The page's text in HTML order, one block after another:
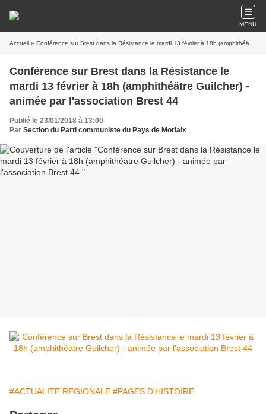
MENU
Accueil » Conférence sur Brest dans la Résistance le mardi 13 février à 18h (amphithéätre Guilcher) - animée par l'association Brest 44
Conférence sur Brest dans la Résistance le
mardi 13 février à 18h (amphithéätre Guilcher) -
animée par l'association Brest 44
Publié le 23/01/2018 à 13:00
Par Section du Parti communiste du Pays de Morlaix
#ACTUALITE REGIONALE #PAGES D'HISTOIRE